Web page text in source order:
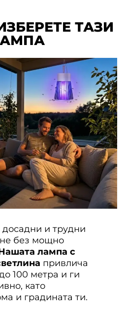
ТАЗИ
и трудни
без мощно
лампа с
привлича
100 метра и ги
като
и градината ти.